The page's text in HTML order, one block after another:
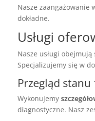
Nasze zaangażowanie
dokładne.
Usługi
Nasze usługi
Specjalizujemy się w
Przegląd
Wykonujemy
diagnostyczne. Nasz